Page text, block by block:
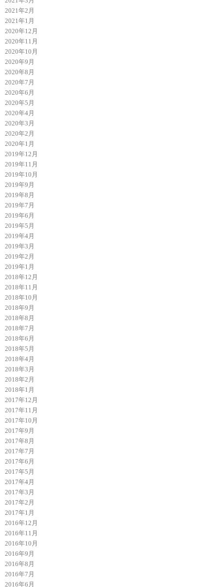
2021年2月
2021年1月
2020年12月
2020年11月
2020年10月
2020年9月
2020年8月
2020年7月
2020年6月
2020年5月
2020年4月
2020年3月
2020年2月
2020年1月
2019年12月
2019年11月
2019年10月
2019年9月
2019年8月
2019年7月
2019年6月
2019年5月
2019年4月
2019年3月
2019年2月
2019年1月
2018年12月
2018年11月
2018年10月
2018年9月
2018年8月
2018年7月
2018年6月
2018年5月
2018年4月
2018年3月
2018年2月
2018年1月
2017年12月
2017年11月
2017年10月
2017年9月
2017年8月
2017年7月
2017年6月
2017年5月
2017年4月
2017年3月
2017年2月
2017年1月
2016年12月
2016年11月
2016年10月
2016年9月
2016年8月
2016年7月
2016年6月